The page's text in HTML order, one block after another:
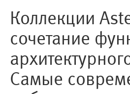
Коллекции
сочетание
Самые